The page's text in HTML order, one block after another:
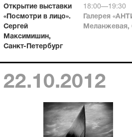
Открытие выставки
«Посмотри в лицо».
Сергей
Максимишин,
Санкт-Петербург
18:00—19:30
Галерея
Меланжевая,
22.10.2012